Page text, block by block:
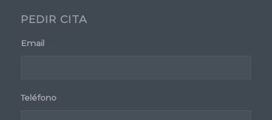
PEDIR CITA
Email
Teléfono